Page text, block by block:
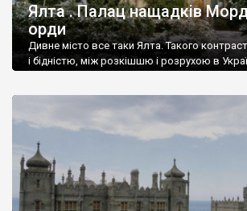
Ялта . Палац нащадків
орди
Дивне місто все таки Ялта. Такого
і бідністю, між розкішшю і розрухою в